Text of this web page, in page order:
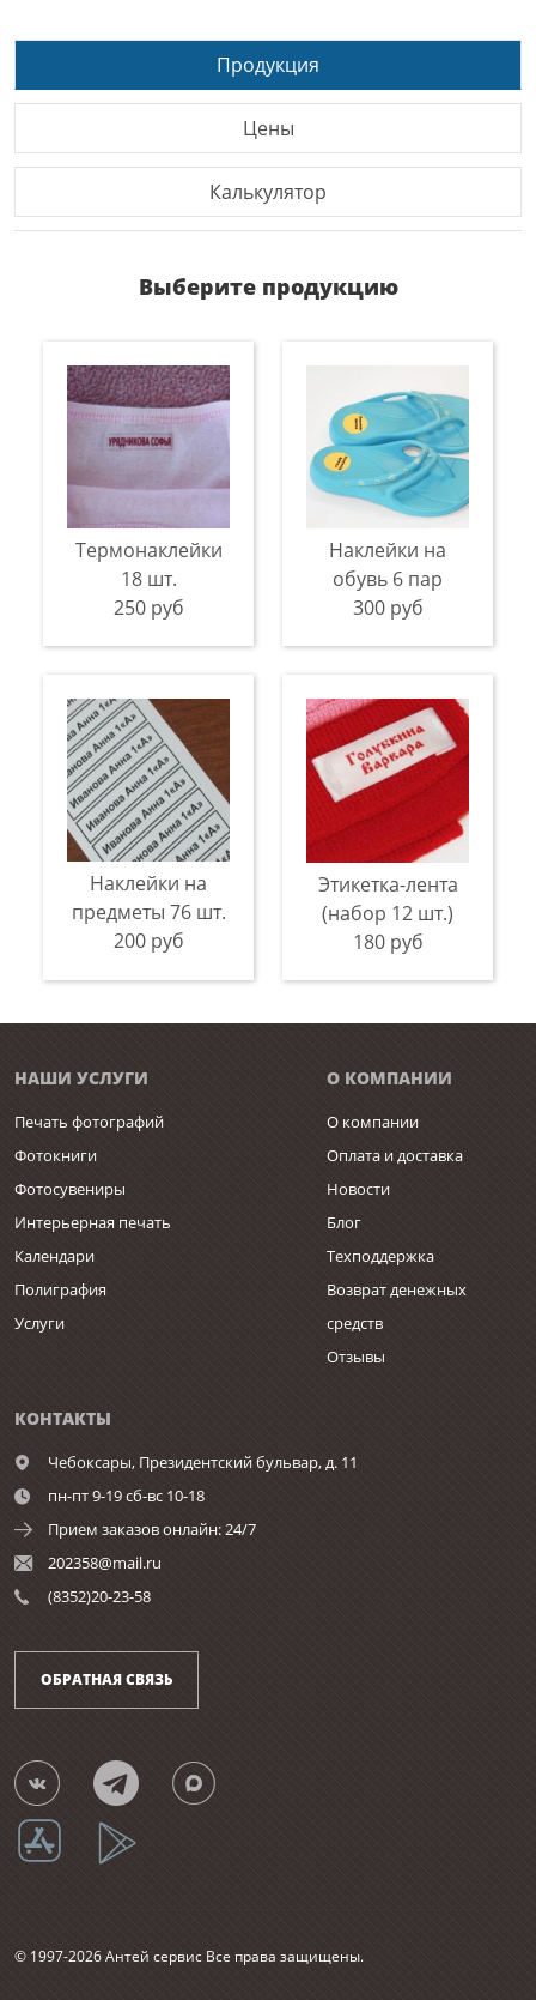
Продукция
Цены
Калькулятор
Выберите продукцию
Термонаклейки
18 шт.
250 руб
Наклейки на
обувь 6 пар
300 руб
Наклейки на
предметы 76 шт.
200 руб
Этикетка-лента
(набор 12 шт.)
180 руб
НАШИ УСЛУГИ
Печать фотографий
Фотокниги
Фотосувениры
Интерьерная печать
Календари
Полиграфия
Услуги
О КОМПАНИИ
О компании
Оплата и доставка
Новости
Блог
Техподдержка
Возврат денежных
средств
Отзывы
КОНТАКТЫ
Чебоксары, Президентский бульвар, д. 11
пн-пт 9-19 сб-вс 10-18
Прием заказов онлайн: 24/7
202358@mail.ru
(8352)20-23-58
ОБРАТНАЯ СВЯЗЬ
© 1997-2026 Антей сервис Все права защищены.